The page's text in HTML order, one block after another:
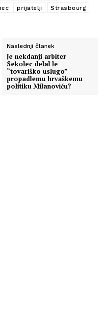
prijatelji
Strasbourg
Naslednji članek
Je nekdanji arbiter
Sekolec delal le
“tovariško uslugo”
propadlemu hrvaškemu
politiku Milanoviću?